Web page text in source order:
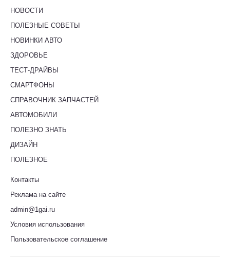
НОВОСТИ
ПОЛЕЗНЫЕ СОВЕТЫ
НОВИНКИ АВТО
ЗДОРОВЬЕ
ТЕСТ-ДРАЙВЫ
СМАРТФОНЫ
СПРАВОЧНИК ЗАПЧАСТЕЙ
АВТОМОБИЛИ
ПОЛЕЗНО ЗНАТЬ
ДИЗАЙН
ПОЛЕЗНОЕ
Контакты
Реклама на сайте
admin@1gai.ru
Условия использования
Пользовательское соглашение